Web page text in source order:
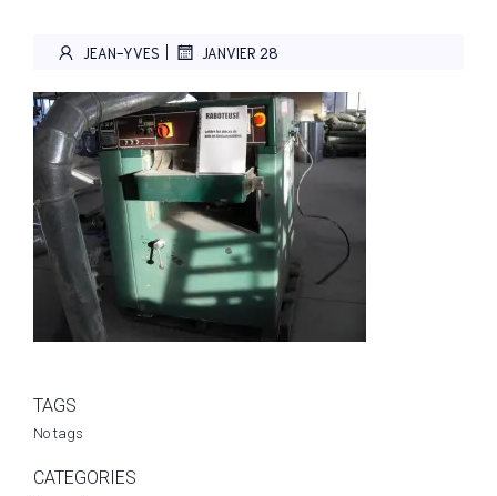
JEAN-YVES | JANVIER 28
TAGS
No tags
CATEGORIES